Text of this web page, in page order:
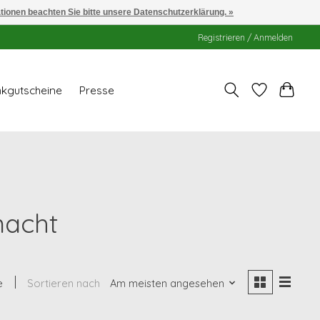
Registrieren / Anmelden
Presse
Sortieren nach Am meisten angesehen
beachten Sie bitte unsere Datenschutzerklärung. »